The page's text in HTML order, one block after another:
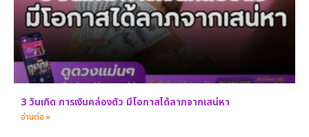
3 วันเกิด การเงินคล่องตัว มีโอกาสได้ลาภจากเสน่หา
อ่านต่อ »